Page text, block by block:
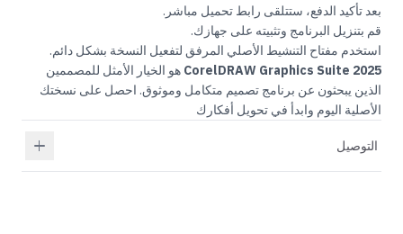
بعد تأكيد الدفع، ستتلقى رابط تحميل مباشر.
قم بتنزيل البرنامج وتثبيته على جهازك.
استخدم مفتاح التنشيط الأصلي المرفق لتفعيل النسخة بشكل دائم.
CorelDRAW Graphics Suite 2025
هو الخيار الأمثل للمصممين
الذين يبحثون عن برنامج تصميم متكامل وموثوق. احصل على نسختك
الأصلية اليوم وابدأ في تحويل أفكارك
التوصيل